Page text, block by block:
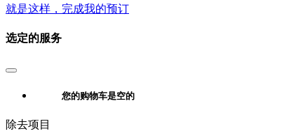
就是这样，完成我的预订
选定的服务
您的购物车是空的
除去项目